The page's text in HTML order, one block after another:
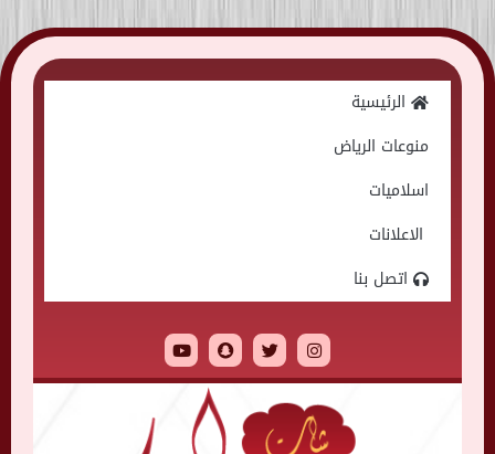
Skip
to
الرئيسية
منوعات الرياض
اسلاميات
الاعلانات
اتصل بنا